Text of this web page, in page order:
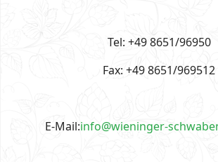
Tel: +49 8651/96950
Fax: +49 8651/969512
E-Mail:info@wieninger-